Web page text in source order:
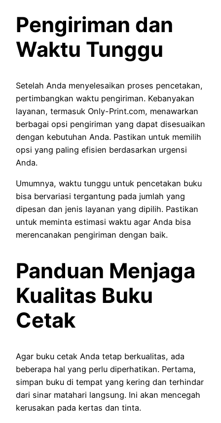
Pengiriman dan
Waktu Tunggu
Setelah Anda menyelesaikan proses pencetakan,
pertimbangkan waktu pengiriman. Kebanyakan
layanan, termasuk Only-Print.com, menawarkan
berbagai opsi pengiriman yang dapat disesuaikan
dengan kebutuhan Anda. Pastikan untuk memilih
opsi yang paling efisien berdasarkan urgensi
Anda.
Umumnya, waktu tunggu untuk pencetakan buku
bisa bervariasi tergantung pada jumlah yang
dipesan dan jenis layanan yang dipilih. Pastikan
untuk meminta estimasi waktu agar Anda bisa
merencanakan pengiriman dengan baik.
Panduan Menjaga
Kualitas Buku
Cetak
Agar buku cetak Anda tetap berkualitas, ada
beberapa hal yang perlu diperhatikan. Pertama,
simpan buku di tempat yang kering dan terhindar
dari sinar matahari langsung. Ini akan mencegah
kerusakan pada kertas dan tinta.